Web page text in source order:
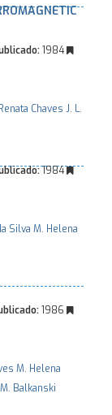
1984
Chaves J. L.
1984
Silva M. Helena
1986
M. Helena
M. Balkanski